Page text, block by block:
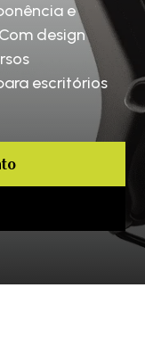
e
design
escritórios